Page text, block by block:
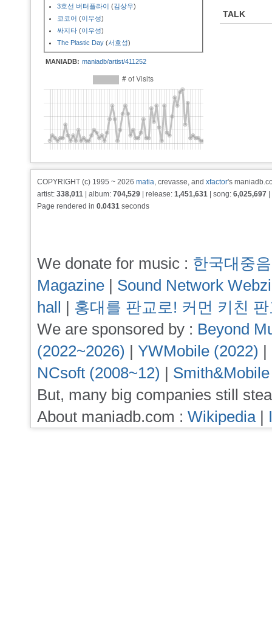
3호선 버터플라이 (김상우)
코코어 (이우성)
싸지타 (이우성)
The Plastic Day (서호성)
MANIADB: maniadb/artist/411252
TALK
COPYRIGHT (c) 1995 ~ 2026 matia, crevasse, and xfactor's
artist: 338,011 | album: 704,529 | release: 1,451,631 | song: 6,025,697
Page rendered in 0.0431 seconds
We donate for music : 한국대중
Magazine | Sound Network
hall | 홍대를 판교로! 커먼 키친
We are sponsored by : Beyond
(2022~2026) | YWMobile (2022) |
NCsoft (2008~12) |
But, many big companies still
About maniadb.com : Wikipedia|